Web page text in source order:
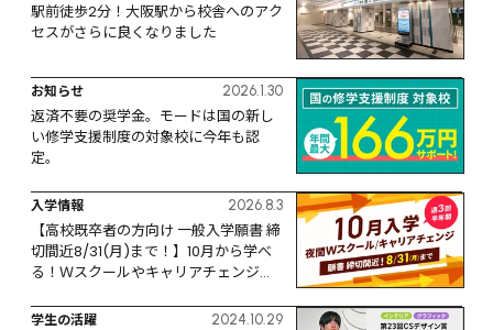
駅前徒歩2分！大阪駅から校舎へのアク
セスがさらに良くなりました
お知らせ 2026.1.30
返済不要の奨学金。モードは国の新し
い修学支援制度の対象校に今年も認
定。
入学情報 2026.8.3
【高校既卒者の方向け 一般入学願書 締
切間近8/31(月)まで！】10月から学べ
る！Ｗスクールやキャリアチェンジな
学生の活躍 2024.10.29